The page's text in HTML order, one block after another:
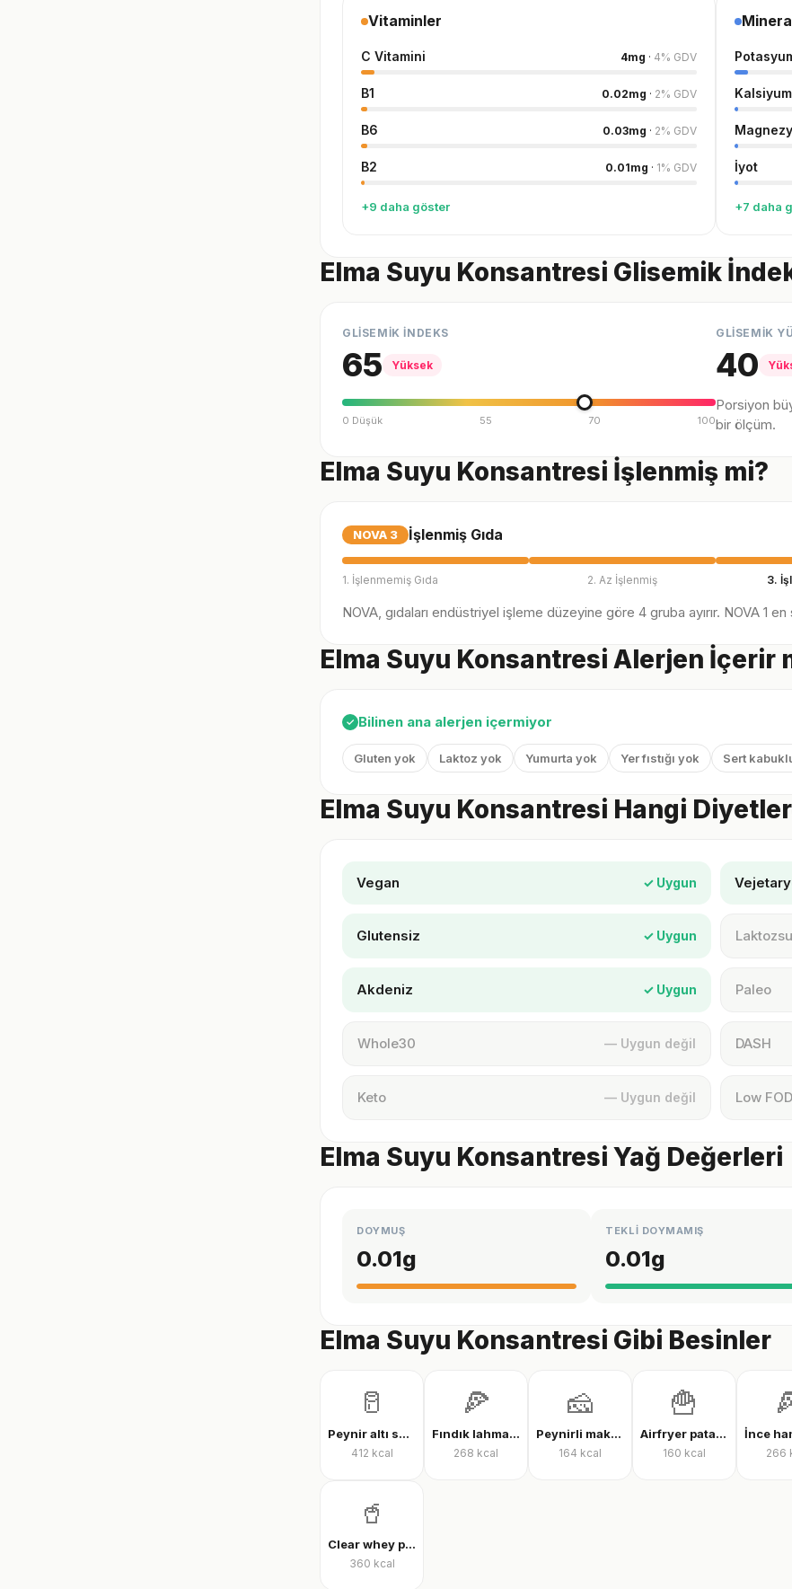
Vitaminler
C Vitamini 4mg · 4% GDV
B1 0.02mg · 2% GDV
B6 0.03mg · 2% GDV
B2 0.01mg · 1% GDV
+9 daha göster
Kalsiyum
İyot
+7 daha
Elma Suyu Konsantresi Glisemik
GLİSEMİK İNDEKS
65 Yüksek
0 Düşük 55 70 100
GLİSEMİK
40
Porsiyon
bir ölçüm.
Elma Suyu Konsantresi İşlenmiş mi?
NOVA 3 İşlenmiş Gıda
1. İşlenmemiş Gıda 2. Az İşlenmiş 3.
NOVA, gıdaları endüstriyel işleme düzeyine göre 4 gruba ayırır. NOVA 1 en
Elma Suyu Konsantresi Alerjen İçerir
✓ Bilinen ana alerjen içermiyor
Gluten yok Laktoz yok Yumurta yok Yer fıstığı yok Sert
Elma Suyu Konsantresi Hangi
Vegan ✓ Uygun
Glutensiz ✓ Uygun
Akdeniz ✓ Uygun Paleo
Whole30 — Uygun değil DASH
Keto — Uygun değil Low
Elma Suyu Konsantresi Yağ Değerleri
DOYMUŞ
0.01g
TEKLİ DOYMAMIŞ
0.01g
Elma Suyu Konsantresi Gibi Besinler
🥛
Peynir altı suyu protein tozu
412 kcal
🍕
Fındık lahmacun
268 kcal
🧀
Peynirli makarna
164 kcal
🍟
Airfryer patates kızartması
160 kcal 266
🥤
Clear whey protein
360 kcal